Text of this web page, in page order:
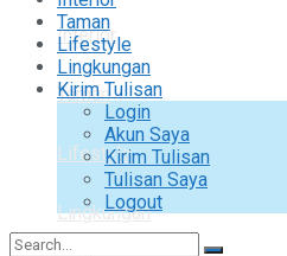
Interior
Taman
Lifestyle
Lingkungan
Taman
Lifestyle
Lingkungan
Kirim Tulisan
Login
Akun Saya
Kirim Tulisan
Tulisan Saya
Logout